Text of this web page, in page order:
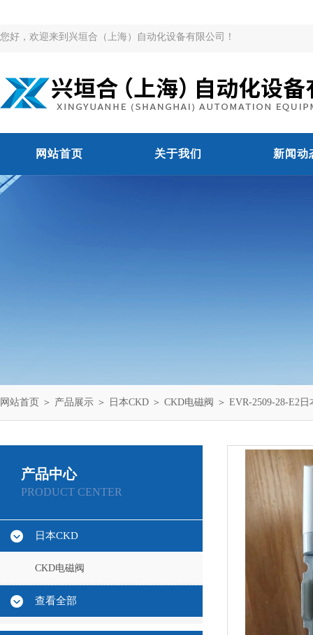
您好，欢迎来到兴垣合（上海）自动化设备有限公司！
网站首页 关于我们 新闻动
网站首页 ＞ 产品展示 ＞ 日本CKD ＞ CKD电磁阀 ＞ EVR-2509-28-E2
产品中心
PRODUCT CENTER
日本CKD
CKD电磁阀
查看全部